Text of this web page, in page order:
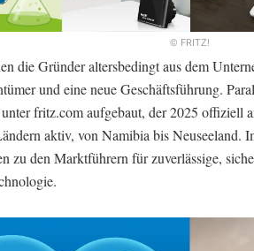
© FRITZ!
die Gründer altersbedingt aus dem
und eine neue Geschäftsführung.
fritz.com aufgebaut, der 2025 offiziell
aktiv, von Namibia bis Neuseeland.
zu den Marktführern für zuverlässige,